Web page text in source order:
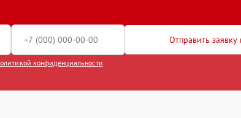
Отправить
конфиденциальности